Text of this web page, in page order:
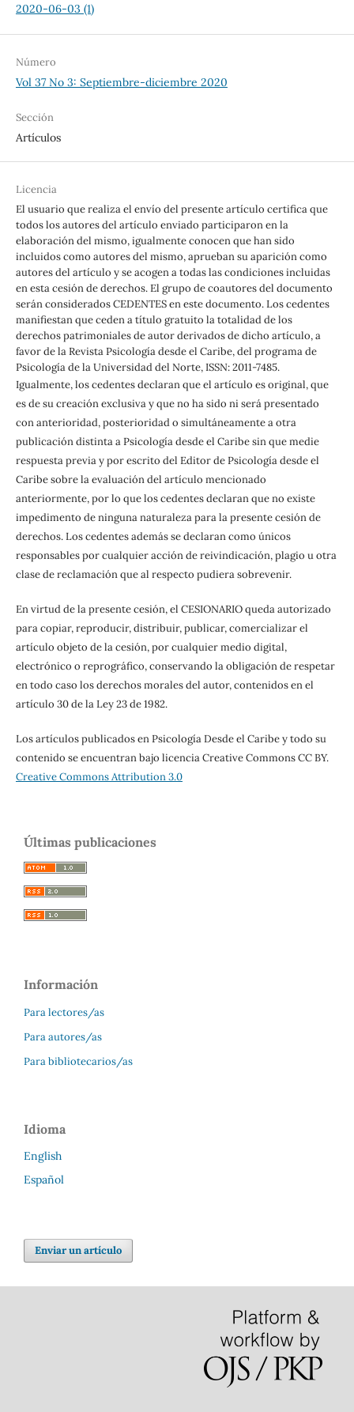
2020-06-03 (1)
Número
Vol 37 No 3: Septiembre-diciembre 2020
Sección
Artículos
Licencia
El usuario que realiza el envío del presente artículo certifica que
todos los autores del artículo enviado participaron en la
elaboración del mismo, igualmente conocen que han sido
incluidos como autores del mismo, aprueban su aparición como
autores del artículo y se acogen a todas las condiciones incluidas
en esta cesión de derechos. El grupo de coautores del documento
serán considerados CEDENTES en este documento. Los cedentes
manifiestan que ceden a título gratuito la totalidad de los
derechos patrimoniales de autor derivados de dicho artículo, a
favor de la Revista Psicología desde el Caribe, del programa de
Psicología de la Universidad del Norte, ISSN: 2011-7485.
Igualmente, los cedentes declaran que el artículo es original, que
es de su creación exclusiva y que no ha sido ni será presentado
con anterioridad, posterioridad o simultáneamente a otra
publicación distinta a Psicología desde el Caribe sin que medie
respuesta previa y por escrito del Editor de Psicología desde el
Caribe sobre la evaluación del artículo mencionado
anteriormente, por lo que los cedentes declaran que no existe
impedimento de ninguna naturaleza para la presente cesión de
derechos. Los cedentes además se declaran como únicos
responsables por cualquier acción de reivindicación, plagio u otra
clase de reclamación que al respecto pudiera sobrevenir.
En virtud de la presente cesión, el CESIONARIO queda autorizado
para copiar, reproducir, distribuir, publicar, comercializar el
artículo objeto de la cesión, por cualquier medio digital,
electrónico o reprográfico, conservando la obligación de respetar
en todo caso los derechos morales del autor, contenidos en el
artículo 30 de la Ley 23 de 1982.
Los artículos publicados en Psicología Desde el Caribe y todo su
contenido se encuentran bajo licencia Creative Commons CC BY.
Creative Commons Attribution 3.0
Últimas publicaciones
Información
Para lectores/as
Para autores/as
Para bibliotecarios/as
Idioma
English
Español
Enviar un artículo